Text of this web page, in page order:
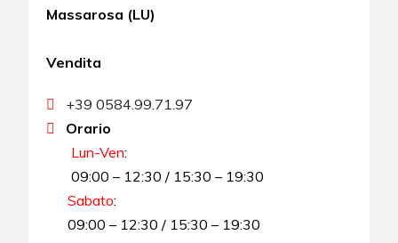
Massarosa (LU)
Vendita
+39 0584.99.71.97
Orario
Lun-Ven:
09:00 – 12:30 / 15:30 – 19:30
Sabato:
09:00 – 12:30 / 15:30 – 19:30